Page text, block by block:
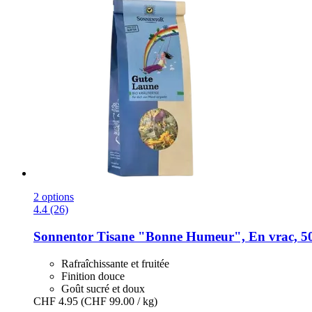
2 options
4.4 (26)
Sonnentor Tisane "Bonne Humeur", En vrac,
Rafraîchissante et fruitée
Finition douce
Goût sucré et doux
CHF 4.95 (CHF 99.00 / kg)